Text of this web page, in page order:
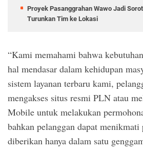
Proyek Pasanggrahan Wawo Jadi
Turunkan Tim ke Lokasi
“Kami memahami bahwa
hal mendasar dalam kehidupan
sistem layanan terbaru kami,
mengakses situs resmi PLN atau
Mobile untuk melakukan
bahkan pelanggan dapat menikmati
diberikan hanya dalam satu